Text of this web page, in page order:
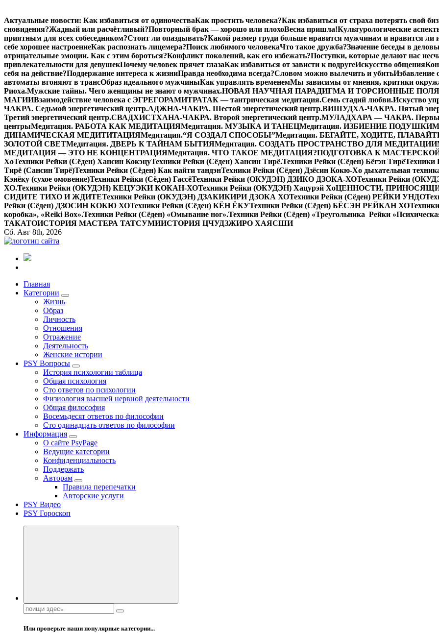
Перейти
к
содержимому
Актуальные новости: Как избавиться от одиночестваКак простить человека?Как избавиться от страха потерять свой
сновидения?Жадный или расчётливый?Повторный брак — хорошо или плохоВесна пришла!Культурологические
приятным для всех собеседником?Стоит ли опаздывать?Какой размер груди больше нравится мужчинам и нравится ли
себе хорошее настроениеКак распознать лицемера?Поиск любимого человекаЧто такое дружба?Значение беседы в
отрицательные эмоции. Как с этим бороться?Конфликт поколений, как его избежать?Поступки, которые делают нас
привлекательности для девушекПочему человек прячет глазаКак избавиться от зависти к подругеИскусство общения
себя на действие?Поддержание интереса к жизниПравда необходима всегда?Словом можно вылечить и убитьИзбавление
автоматы вгоняют в трансОбраз идеального мужчиныКак управлять временемМы зависимы от мнения, критики
Риоха.Мужские тайны. Чего женщины не знают о мужчинах.НОВАЯ НАУЧНАЯ ПАРАДИГМА И ТОРСИОННЫЕ ПОЛЯ
МАГИИВзаимодействие человека с ЭГРЕГОРАМИТРАТАК — тантрическая медитация.Семь стадий любви.Искуство
ЧАКРА. Седьмой энергетический центр.АДЖНА-ЧАКРА. Шестой энергетический центр.ВИШУДХА-ЧАКРА. Пятый
Третий энергетический центр.СВАДХИСТХАНА-ЧАКРА. Второй энергетический центр.МУЛАДХАРА — ЧАКРА. Первый
центрыМедитация. РАБОТА КАК МЕДИТАЦИЯМедитация. МУЗЫКА И ТАНЕЦМедитация. ИЗБИЕНИЕ ПОДУШКИ
ДИНАМИЧЕСКАЯ МЕДИТИТАЦИЯМедитация.“Я СОЗДАЛ СПОСОБЫ”Медитация. БЕГАЙТЕ, ХОДИТЕ,
ЗОЛОТОЙ СВЕТМедитация. ДВЕРЬ К ТАЙНАМ БЫТИЯМедитация. СОЗДАТЬ ПРОСТРАНСТВО ДЛЯ МЕДИТАЦИИ
МЕДИТАЦИЯ — ЭТО НЕ КОНЦЕНТРАЦИЯМедитация. ЧТО ТАКОЕ МЕДИТАЦИЯ?ПОДГОТОВКА К
ХоТехники Рейки (Сёден) Хансин КокэцуТехники Рейки (Сёден) Хансин Тирё.Техники Рейки (Сёден) Бёгэн Тирё
Тирё (Сансин Тирё)Техники Рейки (Сёден) Как найти тандэнТехники Рейки (Сёден) Дзёсин Кокю-Хо дыхательная
Кэнёку (сухое омовение)Техники Рейки (Сёден) ГассёТехники Рейки (ОКУДЭН) ДЗИКО ДЗОКА-ХОТехники Рейки
ХО.Техники Рейки (ОКУДЭН) КЕЦУЭКИ КОКАН-ХОТехники Рейки (ОКУДЭН) Хацурэй ХоЦЕННОСТИ,
СИДИТЕ ТИХО И ЖДИТЕТехники Рейки (ОКУДЭН) ДЗАКИКИРИ ДЗОКА ХОТехники Рейки (Сёден) РЕЙКИ УНДО
Рейки (Сёден) ДЗОСИН КОКЮ ХОТехники Рейки (Сёден) КЁН ЁКУТехники Рейки (Сёден) БЁСЭН РЕЙКАН ХО
коробка», «Reiki Вox».Техники Рейки (Сёден) «Омывание ног».Техники Рейки (Сёден) «Треугольника Рейки »
ТАКАТОИСТОРИЯ МАСТЕРА ТАТСУМИИСТОРИЯ ЦЧУДЗЖИРО ХАЯСШИ
Сб. Авг 8th, 2026
Все самое интересное, вдохновляющее и тайное внутри.
Главная
Категории
Жизнь
Образ
Личность
Отношения
Отражение
Деятельность
Женские истории
PSY Вопросы
История психологии таблица
Общая психология
Сто ответов по психологии
Физиология высшей нервной деятельности
Общая философия
Восемьдесят ответов по философии
Сто одинадцать ответов по философии
Информация
О сайте PsyPage
Ведущие категории
Конфиденциальность
Поддержать
Авторам
Правила перепечатки
Авторские услуги
PSY Видео
PSY Гороскоп
Поиск:
Или проверьте наши популярные категории...